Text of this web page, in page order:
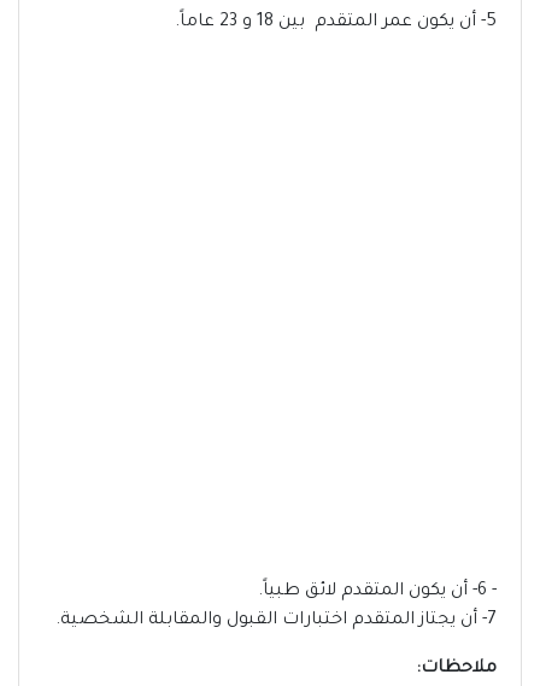
5- أن يكون عمر المتقدم بين 18 و 23 عاماً.
- 6- أن يكون المتقدم لائق طبياً.
7- أن يجتاز المتقدم اختبارات القبول والمقابلة الشخصية.
ملاحظات: